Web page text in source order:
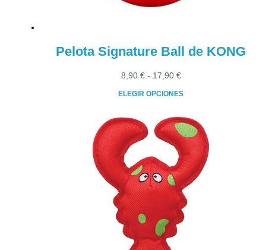
Pelota Signature Ball de KONG
8,90 € - 17,90 €Rango
8,90 €
hasta
17,90 €
ELEGIR OPCIONES
producto
tiene
múltiples
variantes.
Las
opciones
pueden
elegir
en